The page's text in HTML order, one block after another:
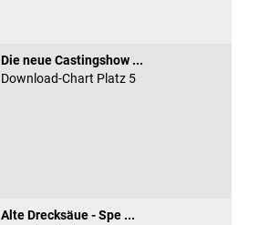
Die neue Castingshow ...
Download-Chart Platz 5
Alte Drecksäue - Spe ...